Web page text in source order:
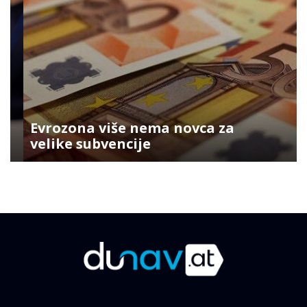
Evrozona više nema novca za
velike subvencije